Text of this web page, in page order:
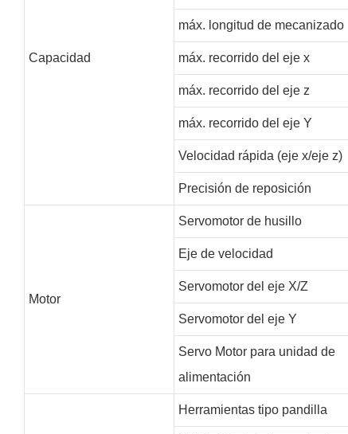
Capacidad
máx. longitud de mecanizado
máx. recorrido del eje x
máx. recorrido del eje z
máx. recorrido del eje Y
Velocidad rápida (eje x/eje z)
Precisión de reposición
Motor
Servomotor de husillo
Eje de velocidad
Servomotor del eje X/Z
Servomotor del eje Y
Servo Motor para unidad de
alimentación
Herramientas tipo pandilla